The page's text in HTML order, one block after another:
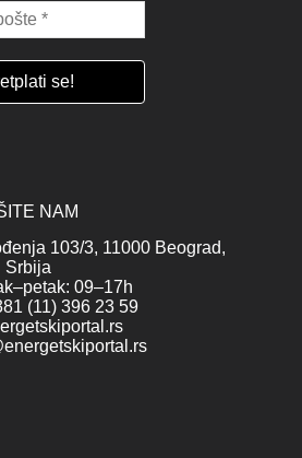
NAM
103/3, 11000 Beograd,
Srbija
09–17h
(11) 396 23 59